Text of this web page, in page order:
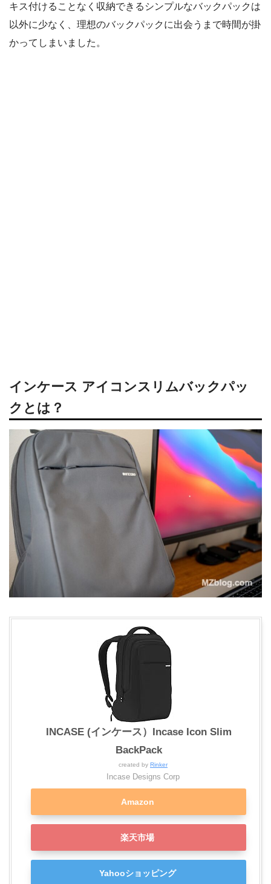
キス付けることなく収納できるシンプルなバックパックは
以外に少なく、理想のバックパックに出会うまで時間が掛
かってしまいました。
インケース アイコンスリムバックパッ
クとは？
INCASE (インケース）Incase Icon Slim
BackPack
created by Rinker
Incase Designs Corp
Amazon
楽天市場
Yahooショッピング